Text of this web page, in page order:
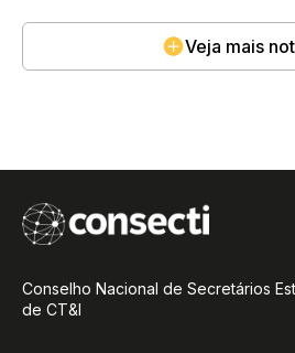
Veja mais
Conselho Nacional de Secretários
de CT&I